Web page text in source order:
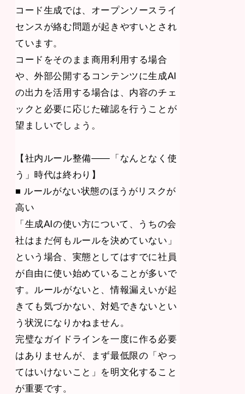
コード生成では、オープンソースライ
センスが絡む問題が起きやすいとされ
ています。
コードをそのまま商用利用する場合
や、外部公開するコンテンツに生成AI
の出力を活用する場合は、内容のチェ
ックと必要に応じた確認を行うことが
望ましいでしょう。
【社内ルール整備——「なんとなく使
う」時代は終わり】
■ ルールがない状態のほうがリスクが
高い
「生成AIの使い方について、うちの会
社はまだ何もルールを決めていない」
という場合、実態としてはすでに社員
が自由に使い始めていることが多いで
す。ルールがないと、情報漏えいが起
きても気づかない、対処できないとい
う状況になりかねません。
完璧なガイドラインを一度に作る必要
はありませんが、まず最低限の「やっ
てはいけないこと」を明文化すること
が重要です。